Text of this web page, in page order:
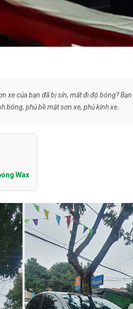
xe của bạn đã bị sỉn, mất đi độ bóng?
bóng, phủ bề mặt sơn xe, phủ kính xe.
Wax